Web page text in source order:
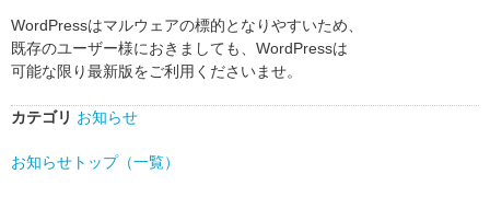
WordPressはマルウェアの標的となりやすいため、
既存のユーザー様におきましても、WordPressは
可能な限り最新版をご利用くださいませ。
カテゴリ お知らせ
お知らせトップ（一覧）